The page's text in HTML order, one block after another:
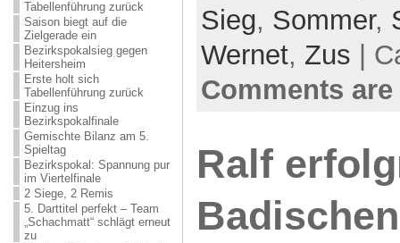
Tabellenführung zurück
Saison biegt auf die
Zielgerade ein
Bezirkspokalsieg gegen
Heitersheim
Erste holt sich
Tabellenführung zurück
Einzug ins
Bezirkspokalfinale
Gemischte Bilanz am 5.
Spieltag
Bezirkspokal: Spannung pur
im Viertelfinale
2 Siege, 2 Remis
5. Darttitel perfekt – Team
„Schachmatt“ schlägt erneut
zu
Sieg, Sommer,
Wernet, Zus |
Comments
Ralf